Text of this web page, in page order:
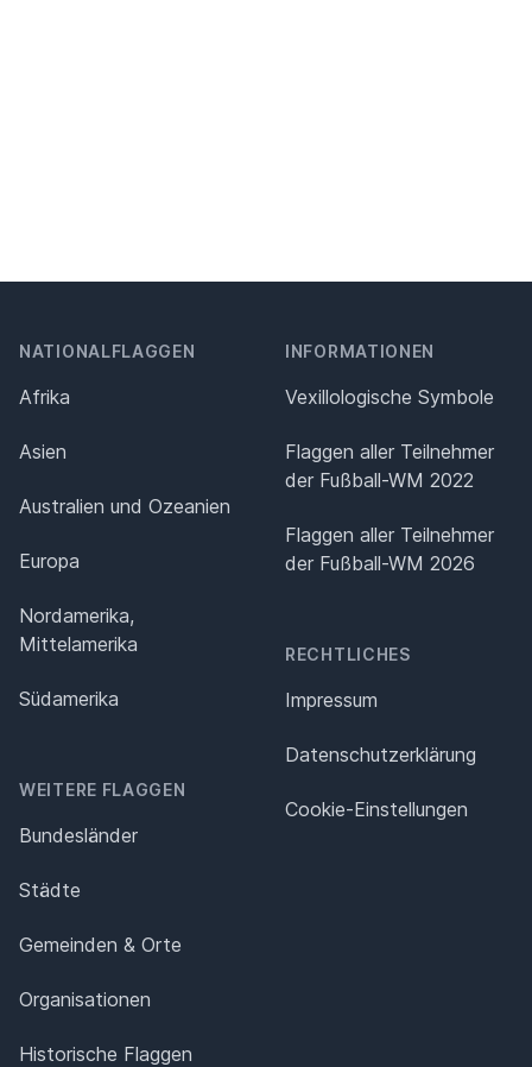
NATIONALFLAGGEN
Afrika
Asien
Australien und Ozeanien
Europa
Nordamerika,
Mittelamerika
Südamerika
WEITERE FLAGGEN
Bundesländer
Städte
Gemeinden & Orte
Organisationen
Historische Flaggen
INFORMATIONEN
Vexillologische Symbole
Flaggen aller Teilnehmer
der Fußball-WM 2022
Flaggen aller Teilnehmer
der Fußball-WM 2026
RECHTLICHES
Impressum
Datenschutz­erklärung
Cookie-Einstellungen